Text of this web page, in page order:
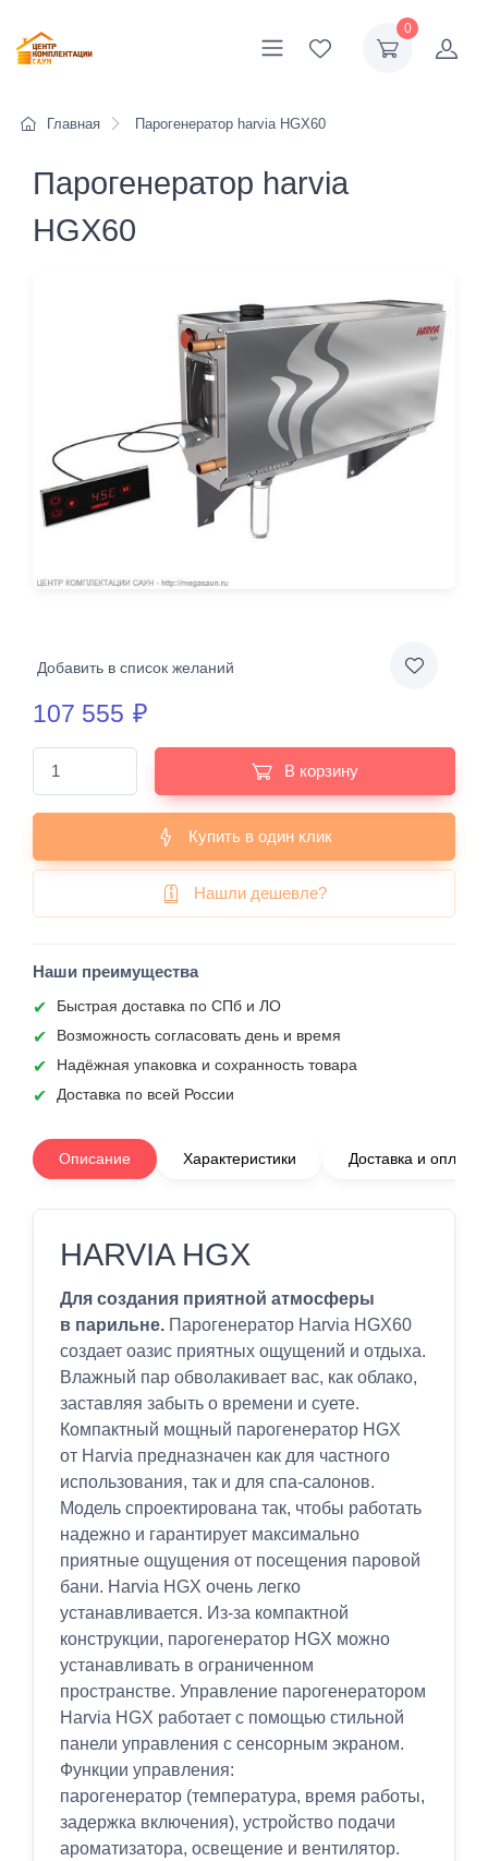
0
Главная Парогенератор harvia HGX60
Парогенератор harvia
HGX60
Добавить в список желаний
107 555 ₽
В корзину
Купить в один клик
Нашли дешевле?
Наши преимущества
Быстрая доставка по СПб и ЛО
Возможность согласовать день и время
Надёжная упаковка и сохранность товара
Доставка по всей России
Описание Характеристики Доставка и оплата
HARVIA HGX
Для создания приятной атмосферы
в парильне. Парогенератор Harvia HGX60
создает оазис приятных ощущений и отдыха.
Влажный пар обволакивает вас, как облако,
заставляя забыть о времени и суете.
Компактный мощный парогенератор HGX
от Harvia предназначен как для частного
использования, так и для спа-салонов.
Модель спроектирована так, чтобы работать
надежно и гарантирует максимально
приятные ощущения от посещения паровой
бани. Harvia HGX очень легко
устанавливается. Из-за компактной
конструкции, парогенератор HGX можно
устанавливать в ограниченном
пространстве. Управление парогенератором
Harvia HGX работает с помощью стильной
панели управления с сенсорным экраном.
Функции управления:
парогенератор (температура, время работы,
задержка включения), устройство подачи
ароматизатора, освещение и вентилятор.